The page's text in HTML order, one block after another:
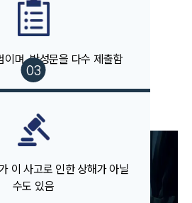
팀소개
팀소개
대륜의 강점
오시는 길
고객의 소리
통합검색
AI대륜
업무사례
이며, 반성문을 다수 제출함
이 사고로 인한 상해가 아닐
수도 있음